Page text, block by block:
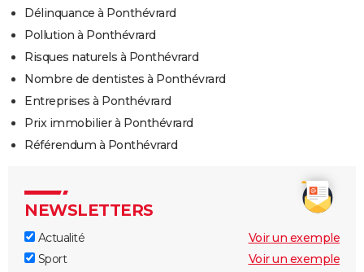
Délinquance à Ponthévrard
Pollution à Ponthévrard
Risques naturels à Ponthévrard
Nombre de dentistes à Ponthévrard
Entreprises à Ponthévrard
Prix immobilier à Ponthévrard
Référendum à Ponthévrard
NEWSLETTERS
Actualité
Voir un exemple
Sport
Voir un exemple